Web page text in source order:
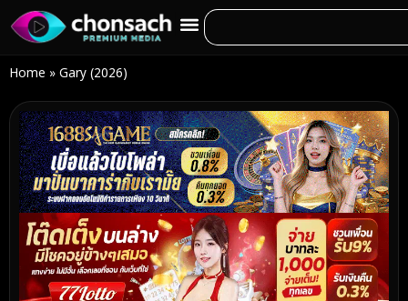
Home » Gary (2026)